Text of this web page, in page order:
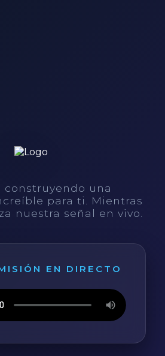
construyendo una
para ti. Mientras
nuestra señal en vivo.
EN DIRECTO